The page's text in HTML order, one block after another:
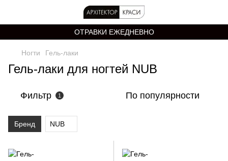
ОТРАВКИ ЕЖЕДНЕВНО
Ногти Гель-лаки
Гель-лаки для ногтей NUB
Фильтр 1 По популярности
Бренд NUB